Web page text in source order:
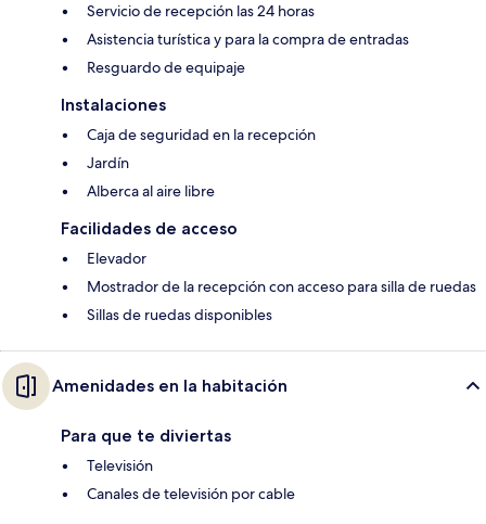
Servicio de recepción las 24 horas
Asistencia turística y para la compra de entradas
Resguardo de equipaje
Instalaciones
Caja de seguridad en la recepción
Jardín
Alberca al aire libre
Facilidades de acceso
Elevador
Mostrador de la recepción con acceso para silla de ruedas
Sillas de ruedas disponibles
Amenidades en la habitación
Para que te diviertas
Televisión
Canales de televisión por cable